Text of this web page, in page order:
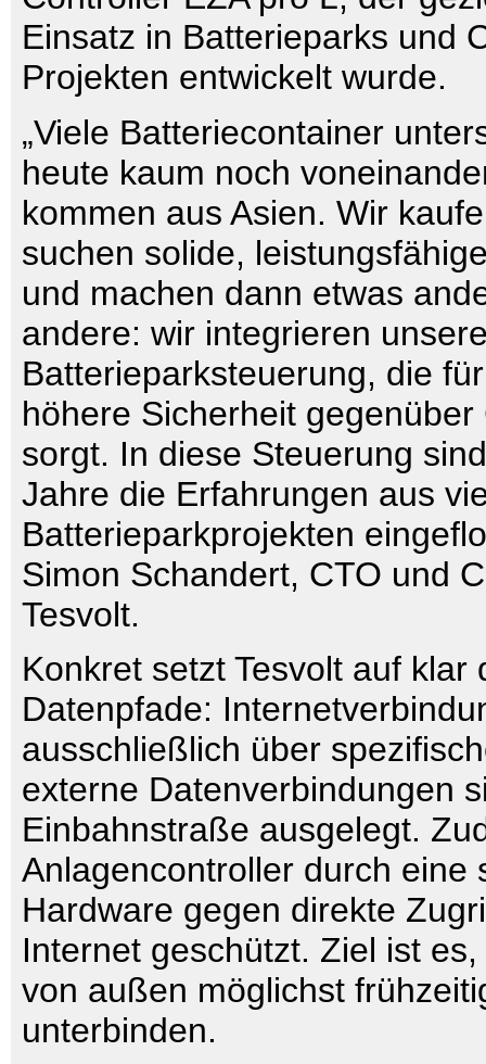
Einsatz in Batterieparks und
Projekten entwickelt wurde.
„Viele Batteriecontainer
heute kaum noch
kommen aus Asien. Wir
suchen solide,
und machen dann etwas
andere: wir integrieren
Batterieparksteuerung, die
höhere Sicherheit
sorgt. In diese Steuerung
Jahre die Erfahrungen aus
Batterieparkprojekten
Simon Schandert, CTO und
Tesvolt.
Konkret setzt Tesvolt auf klar
Datenpfade:
ausschließlich über
externe Datenverbindungen
Einbahnstraße ausgelegt.
Anlagencontroller durch eine
Hardware gegen direkte
Internet geschützt. Ziel ist
von außen möglichst
unterbinden.